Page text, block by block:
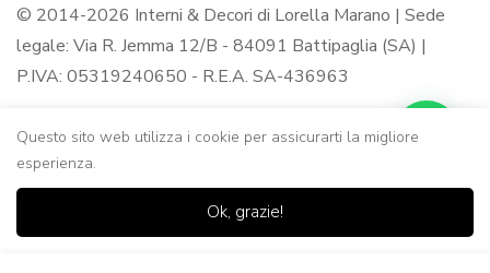
© 2014-2026 Interni & Decori di Lorella Marano | Sede
legale: Via R. Jemma 12/B - 84091 Battipaglia (SA) |
P.IVA: 05319240650 - R.E.A. SA-436963
Questo sito web utilizza i cookie per assicurarti la migliore
esperienza.
Ok, grazie!
Casa Negozio
0
Lista dei Carrello Ricerca